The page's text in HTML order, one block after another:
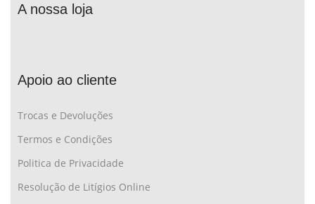
A nossa loja
Apoio ao cliente
Trocas e Devoluções
Termos e Condições
Politica de Privacidade
Resolução de Litígios Online